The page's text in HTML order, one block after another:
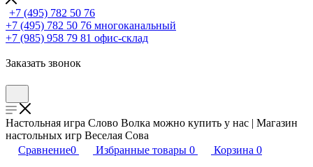
+7 (495) 782 50 76
+7 (495) 782 50 76 многоканальный
+7 (985) 958 79 81 офис-склад
Заказать звонок
Настольная игра Слово Волка можно купить у нас | Магазин
настольных игр Веселая Сова
Сравнение0 Избранные товары 0 Корзина 0